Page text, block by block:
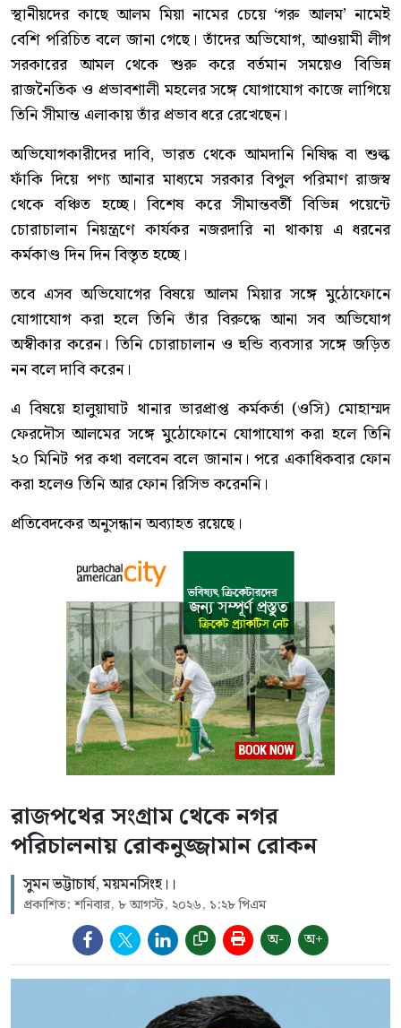
স্থানীয়দের কাছে আলম মিয়া নামের চেয়ে ‘গরু আলম’ নামেই
বেশি পরিচিত বলে জানা গেছে। তাঁদের অভিযোগ, আওয়ামী লীগ
সরকারের আমল থেকে শুরু করে বর্তমান সময়েও বিভিন্ন
রাজনৈতিক ও প্রভাবশালী মহলের সঙ্গে যোগাযোগ কাজে লাগিয়ে
তিনি সীমান্ত এলাকায় তাঁর প্রভাব ধরে রেখেছেন।
অভিযোগকারীদের দাবি, ভারত থেকে আমদানি নিষিদ্ধ বা শুল্ক
ফাঁকি দিয়ে পণ্য আনার মাধ্যমে সরকার বিপুল পরিমাণ রাজস্ব
থেকে বঞ্চিত হচ্ছে। বিশেষ করে সীমান্তবর্তী বিভিন্ন পয়েন্টে
চোরাচালান নিয়ন্ত্রণে কার্যকর নজরদারি না থাকায় এ ধরনের
কর্মকাণ্ড দিন দিন বিস্তৃত হচ্ছে।
তবে এসব অভিযোগের বিষয়ে আলম মিয়ার সঙ্গে মুঠোফোনে
যোগাযোগ করা হলে তিনি তাঁর বিরুদ্ধে আনা সব অভিযোগ
অস্বীকার করেন। তিনি চোরাচালান ও হুন্ডি ব্যবসার সঙ্গে জড়িত
নন বলে দাবি করেন।
এ বিষয়ে হালুয়াঘাট থানার ভারপ্রাপ্ত কর্মকর্তা (ওসি) মোহাম্মদ
ফেরদৌস আলমের সঙ্গে মুঠোফোনে যোগাযোগ করা হলে তিনি
২০ মিনিট পর কথা বলবেন বলে জানান। পরে একাধিকবার ফোন
করা হলেও তিনি আর ফোন রিসিভ করেননি।
প্রতিবেদকের অনুসন্ধান অব্যাহত রয়েছে।
রাজপথের সংগ্রাম থেকে নগর
পরিচালনায় রোকনুজ্জামান রোকন
সুমন ভট্টাচার্য, ময়মনসিংহ।।
প্রকাশিত: শনিবার, ৮ আগস্ট, ২০২৬, ১:২৮ পিএম
অ- অ+